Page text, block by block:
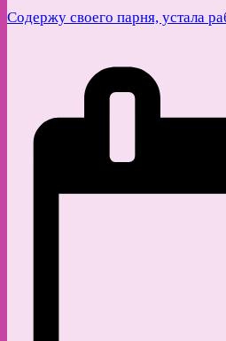
Содержу своего парня, устала